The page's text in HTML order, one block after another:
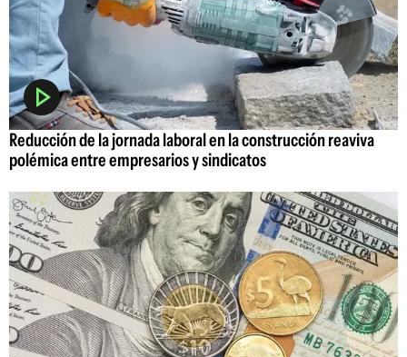
Reducción de la jornada laboral en la construcción reaviva
polémica entre empresarios y sindicatos